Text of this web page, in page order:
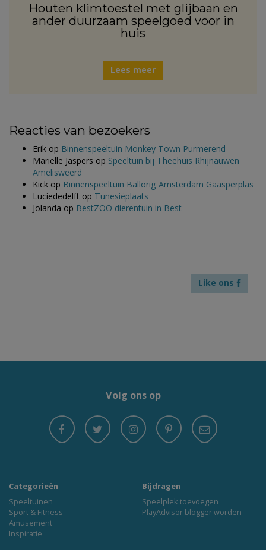
Houten klimtoestel met glijbaan en
ander duurzaam speelgoed voor in
huis
Lees meer
Reacties van bezoekers
Erik op Binnenspeeltuin Monkey Town Purmerend
Marielle Jaspers op Speeltuin bij Theehuis Rhijnauwen
Amelisweerd
Kick op Binnenspeeltuin Ballorig Amsterdam Gaasperplas
Luciededelft op Tunesiëplaats
Jolanda op BestZOO dierentuin in Best
Like ons
Volg ons op
Categorieën
Speeltuinen
Sport & Fitness
Amusement
Inspiratie
Bijdragen
Speelplek toevoegen
PlayAdvisor blogger worden